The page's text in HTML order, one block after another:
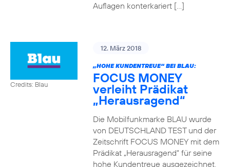
Auflagen konterkariert […]
Credits: Blau
12. März 2018
„HOHE KUNDENTREUE“ BEI BLAU:
FOCUS MONEY
verleiht Prädikat
„Herausragend“
Die Mobilfunkmarke BLAU wurde
von DEUTSCHLAND TEST und der
Zeitschrift FOCUS MONEY mit dem
Prädikat „Herausragend“ für seine
hohe Kundentreue ausgezeichnet.